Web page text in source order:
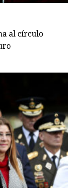
al círculo